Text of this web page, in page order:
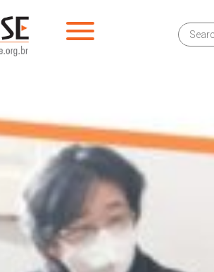
Search
for: